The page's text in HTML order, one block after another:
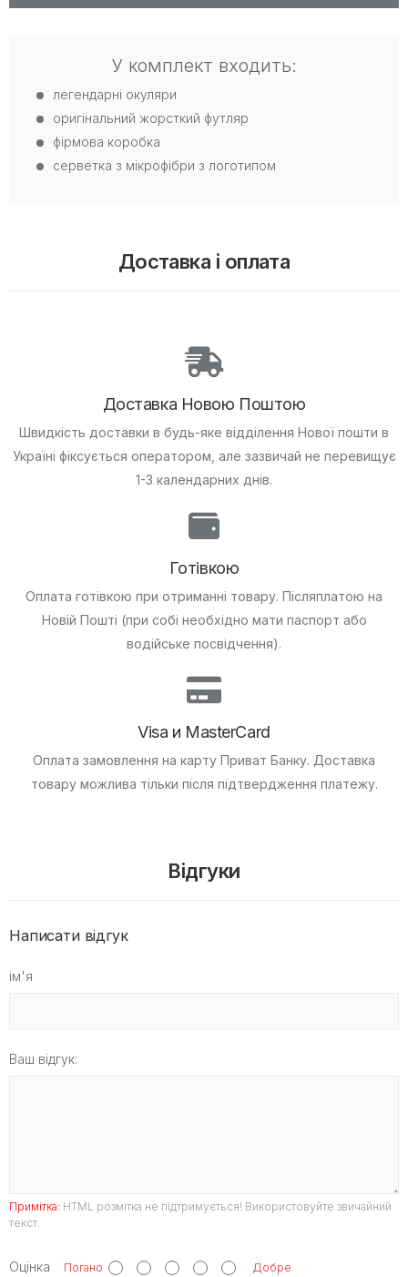
У комплект входить:
легендарні окуляри
оригінальний жорсткий футляр
фірмова коробка
серветка з мікрофібри з логотипом
Доставка і оплата
Доставка Новою Поштою
Швидкість доставки в будь-яке відділення Нової пошти в
Україні фіксується оператором, але зазвичай не перевищує
1-3 календарних днів.
Готівкою
Оплата готівкою при отриманні товару. Післяплатою на
Новій Пошті (при собі необхідно мати паспорт або
водійське посвідчення).
Visa и MasterCard
Оплата замовлення на карту Приват Банку. Доставка
товару можлива тільки після підтвердження платежу.
Відгуки
Написати відгук
ім'я
Ваш відгук:
Примітка: HTML розмітка не підтримується! Використовуйте звичайний
текст.
Оцінка Погано Добре